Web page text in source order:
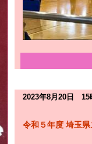
2023年8月20日 15
令和５年度 埼玉